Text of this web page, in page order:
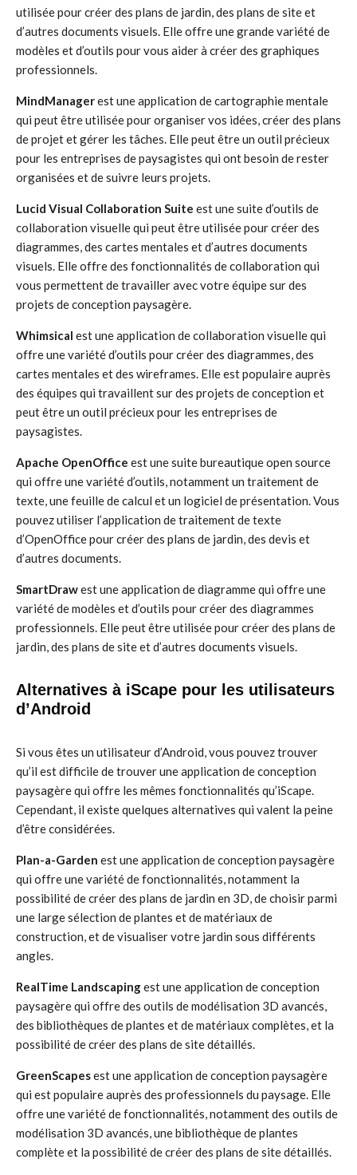
utilisée pour créer des plans de jardin, des plans de site et
d’autres documents visuels. Elle offre une grande variété de
modèles et d’outils pour vous aider à créer des graphiques
professionnels.
MindManagerest une application de cartographie mentale
qui peut être utilisée pour organiser vos idées, créer des plans
de projet et gérer les tâches. Elle peut être un outil précieux
pour les entreprises de paysagistes qui ont besoin de rester
organisées et de suivre leurs projets.
Lucid Visual Collaboration Suite est une suite d’outils de
collaboration visuelle qui peut être utilisée pour créer des
diagrammes, des cartes mentales et d’autres documents
visuels. Elle offre des fonctionnalités de collaboration qui
vous permettent de travailler avec votre équipe sur des
projets de conception paysagère.
Whimsical est une application de collaboration visuelle qui
offre une variété d’outils pour créer des diagrammes, des
cartes mentales et des wireframes. Elle est populaire auprès
des équipes qui travaillent sur des projets de conception et
peut être un outil précieux pour les entreprises de
paysagistes.
Apache OpenOffice est une suite bureautique open source
qui offre une variété d’outils, notamment un traitement de
texte, une feuille de calcul et un logiciel de présentation. Vous
pouvez utiliser l’application de traitement de texte
d’OpenOffice pour créer des plans de jardin, des devis et
d’autres documents.
SmartDrawest une application de diagramme qui offre une
variété de modèles et d’outils pour créer des diagrammes
professionnels. Elle peut être utilisée pour créer des plans de
jardin, des plans de site et d’autres documents visuels.
Alternatives à iScape pour les utilisateurs
d’Android
Si vous êtes un utilisateur d’Android, vous pouvez trouver
qu’il est difficile de trouver une application de conception
paysagère qui offre les mêmes fonctionnalités qu’iScape.
Cependant, il existe quelques alternatives qui valent la peine
d’être considérées.
Plan-a-Garden est une application de conception paysagère
qui offre une variété de fonctionnalités, notamment la
possibilité de créer des plans de jardin en 3D, de choisir parmi
une large sélection de plantes et de matériaux de
construction, et de visualiser votre jardin sous différents
angles.
RealTime Landscapingest une application de conception
paysagère qui offre des outils de modélisation 3D avancés,
des bibliothèques de plantes et de matériaux complètes, et la
possibilité de créer des plans de site détaillés.
GreenScapesest une application de conception paysagère
qui est populaire auprès des professionnels du paysage. Elle
offre une variété de fonctionnalités, notamment des outils de
modélisation 3D avancés, une bibliothèque de plantes
complète et la possibilité de créer des plans de site détaillés.